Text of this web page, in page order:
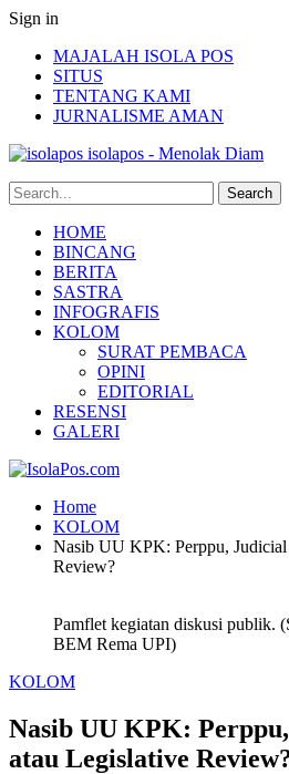
Sign in
MAJALAH ISOLA POS
SITUS
TENTANG KAMI
JURNALISME AMAN
isolapos - Menolak Diam
HOME
BINCANG
BERITA
SASTRA
INFOGRAFIS
KOLOM
SURAT PEMBACA
OPINI
EDITORIAL
RESENSI
GALERI
Home
KOLOM
Nasib UU KPK: Perppu,
Review?
Pamflet kegiatan diskusi publik.
BEM Rema UPI)
KOLOM
Nasib UU KPK:
atau Legislative